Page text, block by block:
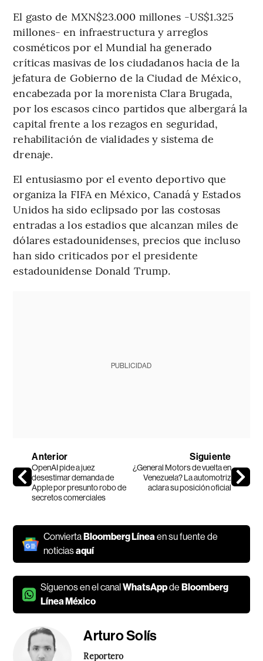
El gasto de MXN$23.000 millones -US$1.325
millones- en infraestructura y arreglos
cosméticos por el Mundial ha generado
críticas masivas de los ciudadanos hacia de la
jefatura de Gobierno de la Ciudad de México,
encabezada por la morenista Clara Brugada,
por los escasos cinco partidos que albergará la
capital frente a los rezagos en seguridad,
rehabilitación de vialidades y sistema de
drenaje.
El entusiasmo por el evento deportivo que
organiza la FIFA en México, Canadá y Estados
Unidos ha sido eclipsado por las costosas
entradas a los estadios que alcanzan miles de
dólares estadounidenses, precios que incluso
han sido criticados por el presidente
estadounidense Donald Trump.
PUBLICIDAD
Anterior
OpenAI pide a juez
desestimar demanda de
Apple por presunto robo de
secretos comerciales
Siguiente
¿General Motors de vuelta en
Venezuela? La automotriz
aclara su posición oficial
Convierta Bloomberg Líneaen su fuente de
noticiasaquí
Síguenos en el canalWhatsAppde Bloomberg
Línea México
Arturo Solís
Reportero